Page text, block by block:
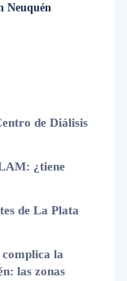
Neuquén
de Diálisis
¿tiene
de La Plata
la
las zonas